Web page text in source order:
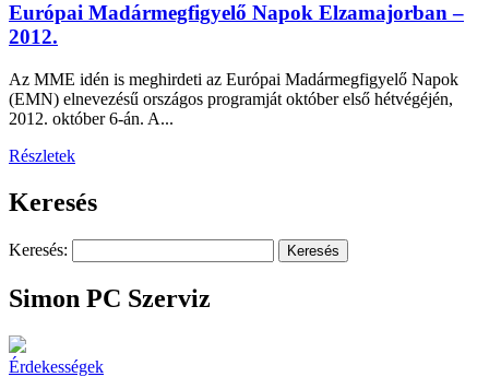
Európai Madármegfigyelő Napok Elzamajorban –
2012.
Az MME idén is meghirdeti az Európai Madármegfigyelő Napok
(EMN) elnevezésű országos programját október első hétvégéjén,
2012. október 6-án. A...
Részletek
Keresés
Keresés:
Simon PC Szerviz
Érdekességek